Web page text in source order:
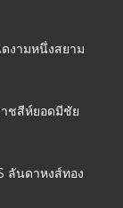
งามหนึ่งสยาม
ชสีห์ยอดมีชัย
ลันดาหงส์ทอง